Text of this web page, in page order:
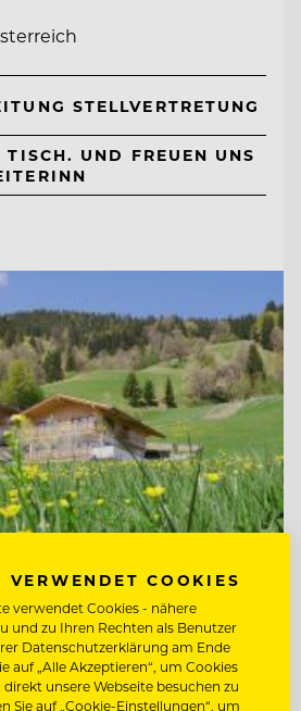
STELLVERTRETUNG
UND FREUEN UNS
VERWENDET COOKIES
verwendet Cookies - nähere
und zu Ihren Rechten als Benutzer
Datenschutzerklärung am Ende
auf „Alle Akzeptieren“, um Cookies
unsere Webseite besuchen zu
Sie auf „Cookie-Einstellungen“, um